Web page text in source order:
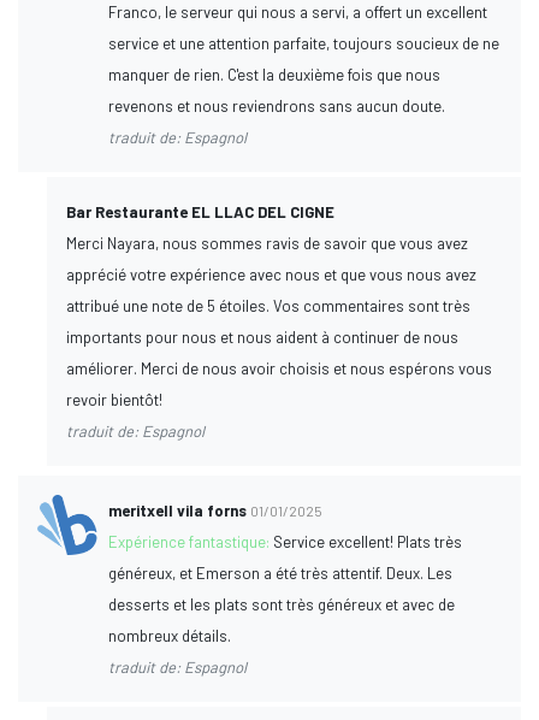
Franco, le serveur qui nous a servi, a offert un excellent
service et une attention parfaite, toujours soucieux de ne
manquer de rien. C'est la deuxième fois que nous
revenons et nous reviendrons sans aucun doute.
traduit de: Espagnol
Bar Restaurante EL LLAC DEL CIGNE
Merci Nayara, nous sommes ravis de savoir que vous avez
apprécié votre expérience avec nous et que vous nous avez
attribué une note de 5 étoiles. Vos commentaires sont très
importants pour nous et nous aident à continuer de nous
améliorer. Merci de nous avoir choisis et nous espérons vous
revoir bientôt!
traduit de: Espagnol
meritxell vila forns 01/01/2025
Expérience fantastique: Service excellent! Plats très
généreux, et Emerson a été très attentif. Deux. Les
desserts et les plats sont très généreux et avec de
nombreux détails.
traduit de: Espagnol